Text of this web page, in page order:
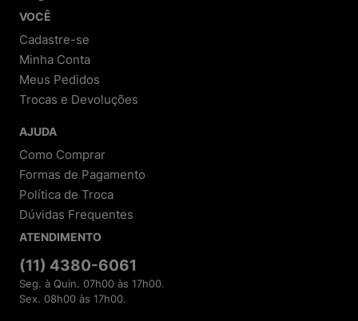
VOCÊ
Cadastre-se
Minha Conta
Meus Pedidos
Trocas e Devoluções
AJUDA
Como Comprar
Formas de Pagamento
Política de Troca
Dúvidas Frequentes
ATENDIMENTO
(11) 4380-6061
Seg. à Quin. 07h00 às 17h00.
Sex. 08h00 às 17h00.